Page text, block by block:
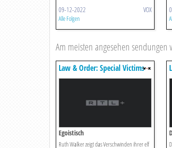
09-12-2022 VOX
Alle Folgen
Am meisten angesehen sendungen
Law & Order: Special Victims
Unit
Egoistisch
Ruth Walker zeigt das Verschwinden ihrer elf